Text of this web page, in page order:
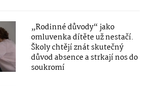
„Rodinné důvody“ jako
omluvenka dítěte už nestačí.
Školy chtějí znát skutečný
důvod absence a strkají nos do
soukromí